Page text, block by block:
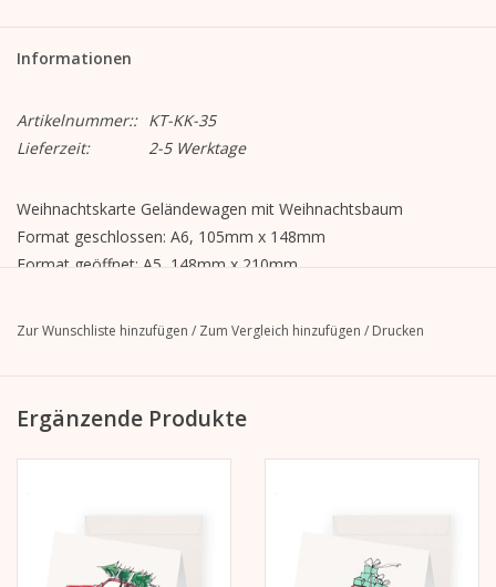
Informationen
Artikelnummer:: KT-KK-35
Lieferzeit:
2-5 Werktage
Weihnachtskarte Geländewagen mit Weihnachtsbaum
Format geschlossen: A6, 105mm x 148mm
Format geöffnet: A5, 148mm x 210mm
inkl. Briefkuvert, gerade Klappe mit Abziehstreifen, ohne Futter,
Zur Wunschliste hinzufügen / Zum Vergleich hinzufügen / Drucken
Ergänzende Produkte